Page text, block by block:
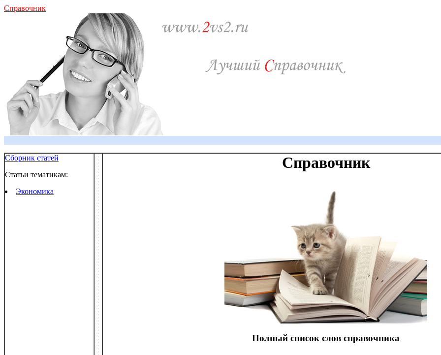
Справочник
Сборник статей
Статьи тематикам:
Экономика
Справочник
Полный список слов справочника